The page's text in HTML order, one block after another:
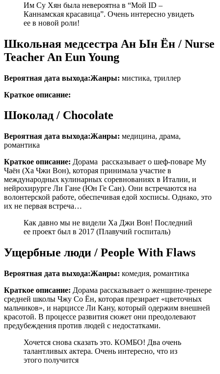
Им Су Хян была невероятна в “Мой ID –
Каннамская красавица”. Очень интересно увидеть
ее в новой роли!
Школьная медсестра Ан Ын Ён / Nurse
Teacher An Eun Young
Вероятная дата выхода:Жанры: мистика, триллер
Краткое описание:
Шоколад / Chocolate
Вероятная дата выхода:Жанры: медицина, драма,
романтика
Краткое описание: Дорама рассказывает о шеф-поваре Му
Чаён (Ха Чжи Вон), которая принимала участие в
международных кулинарных соревнованиях в Италии, и
нейрохирурге Ли Гане (Юн Ге Сан). Они встречаются на
волонтерской работе, обеспечивая едой хосписы. Однако, это
их не первая встреча…
Как давно мы не видели Ха Джи Вон! Последний
ее проект был в 2017 (Плавучий госпиталь)
Ущербные люди / People With Flaws
Вероятная дата выхода:Жанры: комедия, романтика
Краткое описание: Дорама рассказывает о женщине-тренере
средней школы Чжу Со Ён, которая презирает «цветочных
мальчиков», и нарциссе Ли Кану, который одержим внешней
красотой. В процессе развития сюжет они преодолевают
предубеждения против людей с недостатками.
Хочется снова сказать это. КОМБО! Два очень
талантливых актера. Очень интересно, что из
этого получится